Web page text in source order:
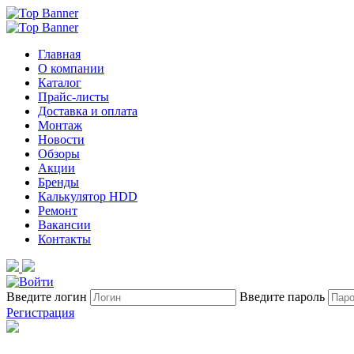
Главная
О компании
Каталог
Прайс-листы
Доставка и оплата
Монтаж
Новости
Обзоры
Акции
Бренды
Калькулятор HDD
Ремонт
Вакансии
Контакты
Введите логин Введите пароль
Регистрация